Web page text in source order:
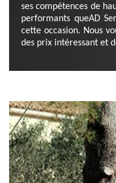
ses compétences de
performants queAD
cette occasion. Nous
des prix intéressant et